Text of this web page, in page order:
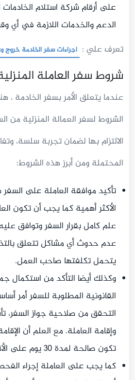
على أرقام شركة استلام
الدعم والخدمات اللازمة في أي
تعرف علي : اجراءات سفر الخادمة خروج
شروط سفر العاملة
عندما يتعلق الأمر بسفر الخادمة
الشروط لسفر العمالة المنزلية من
الالتزام بها لضمان تجربة سلسة،
المحتملة ومن أبرز هذه الشروط:
تأكيد موافقة العاملة على
الأكثر أهمية كما يجب أن تكون
علم كامل بقرار السفر وتوافق
عدم حدوث أي مشاكل تتعلق
يتحمل تكلفتها صاحب العمل.
وكذلك أيضا التأكد من استكمال
القانونية المطلوبة للسفر أمر
التحقق من صلاحية جواز السفر،
وإقامة العاملة. مع العلم أن
تكون صالحة لمدة 30 يوم على الأقل.
كما يجب على العاملة إجراء